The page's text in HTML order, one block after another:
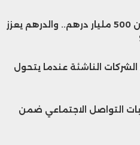
احتياطيات المغرب تقترب من 500 مليار درهم.. والدرهم يعزز
الشركات الناشئة عندما يتحول
التواصل الاجتماعي ضمن